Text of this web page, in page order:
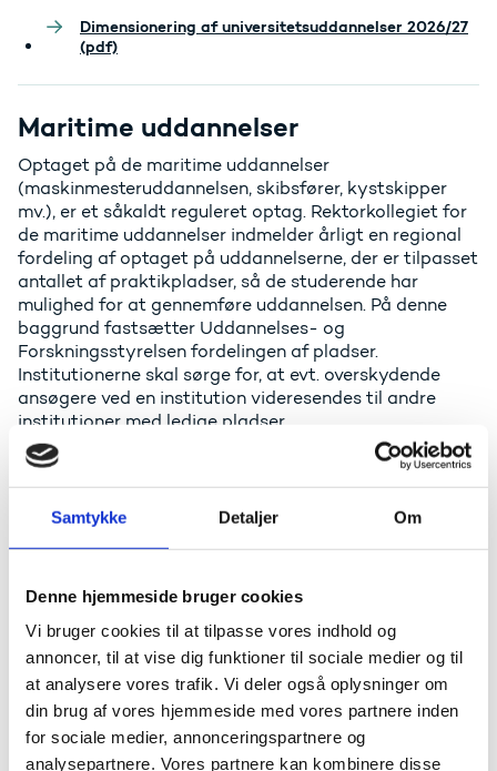
Samtykke Detaljer Om
Denne hjemmeside bruger cookies
Vi bruger cookies til at tilpasse vores indhold og
annoncer, til at vise dig funktioner til sociale medier og til
at analysere vores trafik. Vi deler også oplysninger om
din brug af vores hjemmeside med vores partnere inden
for sociale medier, annonceringspartnere og
analysepartnere. Vores partnere kan kombinere disse
Dimensionering af universitetsuddannelser 2026/27
(pdf)
Maritime uddannelser
Optaget på de maritime uddannelser
(maskinmesteruddannelsen, skibsfører, kystskipper
mv.), er et såkaldt reguleret optag. Rektorkollegiet for
de maritime uddannelser indmelder årligt en regional
fordeling af optaget på uddannelserne, der er tilpasset
antallet af praktikpladser, så de studerende har
mulighed for at gennemføre uddannelsen. På denne
baggrund fastsætter Uddannelses- og
Forskningsstyrelsen fordelingen af pladser.
Institutionerne skal sørge for, at evt. overskydende
ansøgere ved en institution videresendes til andre
institutioner med ledige pladser.
Reguleret optag på de maritime uddannelser
Vejledning om reguleret optag på det maritime
område (pdf)
Design- og arkitektuddannelser
Herudover er der besluttet en særlig dimensionering af
design- og arkitektuddannelserne. Dimensioneringen
er en følge af en højere ledighed for nyuddannede fra
design- og arkitektuddannelserne end gennemsnittet
for nyuddannede fra de videregående uddannelser.
Ved fastlæggelsen af dimensioneringsniveauet er der